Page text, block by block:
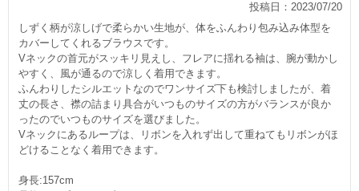
投稿日：2023/07/20
しずく柄が涼しげで柔らかい生地が、体をふんわり包み込み体型を
カバーしてくれるブラウスです。
Vネックの首元がスッキリ見えし、フレアに揺れる袖は、腕が動かし
すく、風が通るので涼しく着用できます。
ふんわりしたシルエットなのでワンサイズ下も検討しましたが、着
丈の長さ、襟の詰まり具合がいつものサイズの方がバランスが良か
ったのでいつものサイズを選びました。
Vネックにあるループは、リボンを入れず出して重ねてもリボンがほ
どけることなく着用できます。
身長:157cm